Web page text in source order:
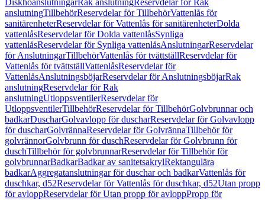
DiskhoanslutningarRak anslutningReservdelar för Rak
anslutningTillbehörReservdelar för TillbehörVattenlås för
sanitärenheterReservdelar för Vattenlås för sanitärenheterDolda
vattenlåsReservdelar för Dolda vattenlåsSynliga
vattenlåsReservdelar för Synliga vattenlåsAnslutningarReservdelar
för AnslutningarTillbehörVattenlås för tvättställReservdelar för
Vattenlås för tvättställVattenlåsReservdelar för
VattenlåsAnslutningsböjarReservdelar för AnslutningsböjarRak
anslutningReservdelar för Rak
anslutningUtloppsventilerReservdelar för
UtloppsventilerTillbehörReservdelar för TillbehörGolvbrunnar och
badkarDuscharGolvavlopp för duscharReservdelar för Golvavlopp
för duscharGolvrännaReservdelar för GolvrännaTillbehör för
golvrännorGolvbrunn för duschReservdelar för Golvbrunn för
duschTillbehör för golvbrunnarReservdelar för Tillbehör för
golvbrunnarBadkarBadkar av sanitetsakrylRektangulära
badkarAggregatanslutningar för duschar och badkarVattenlås för
duschkar, d52Reservdelar för Vattenlås för duschkar, d52Utan propp
för avloppReservdelar för Utan propp för avloppPropp för